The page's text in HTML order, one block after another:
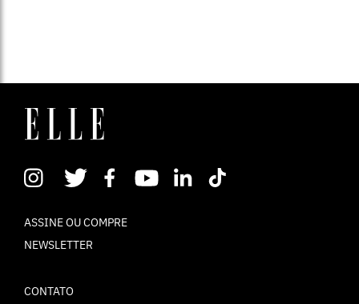
ASSINE OU COMPRE
NEWSLETTER
CONTATO